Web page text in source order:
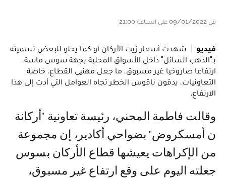
في 09/01/2022 على الساعة 21:00
فيديو
شهدت أسعار زيت الأركان أو كما يحلو للبعض تسميته
بـ"الذهب السائل" داخل الأسواق المحلية بجهة سوس ماسة،
ارتفاعا صاروخيا غير مسبوق، ما جعل مهنيي القطاع، خاصة
التعاونيات، يدقون ناقوس الخطر تجاه العوامل التي أدت إلى هذا
الارتفاع.
وقالت فاطمة المحني، رئيسة تعاونية "أركانة
ن أمسكروض" بضواحي أكادير، إن مجموعة
من الإكراهات يعيشها قطاع الأركان بسوس
جعلته اليوم على وقع ارتفاع غير مسبوق،